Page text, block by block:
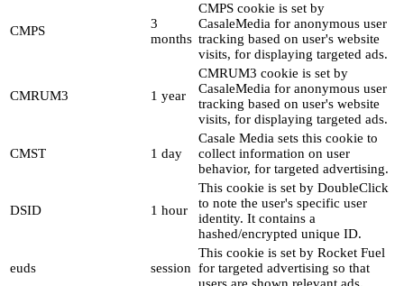
CMPS
3
months
CMPS cookie is set by
CasaleMedia for anonymous user
tracking based on user's website
visits, for displaying targeted ads.
CMRUM3 1 year
CMRUM3 cookie is set by
CasaleMedia for anonymous user
tracking based on user's website
visits, for displaying targeted ads.
CMST 1 day
Casale Media sets this cookie to
collect information on user
behavior, for targeted advertising.
DSID 1 hour
This cookie is set by DoubleClick
to note the user's specific user
identity. It contains a
hashed/encrypted unique ID.
euds session
This cookie is set by Rocket Fuel
for targeted advertising so that